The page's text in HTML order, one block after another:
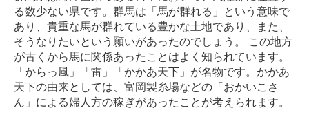
る数少ない県です。群馬は「馬が群れる」という意味で
あり、貴重な馬が群れている豊かな土地であり、また、
そうなりたいという願いがあったのでしょう。 この地方
が古くから馬に関係あったことはよく知られています。
「からっ風」「雷」「かかあ天下」が名物です。かかあ
天下の由来としては、富岡製糸場などの「おかいこさ
ん」による婦人方の稼ぎがあったことが考えられます。